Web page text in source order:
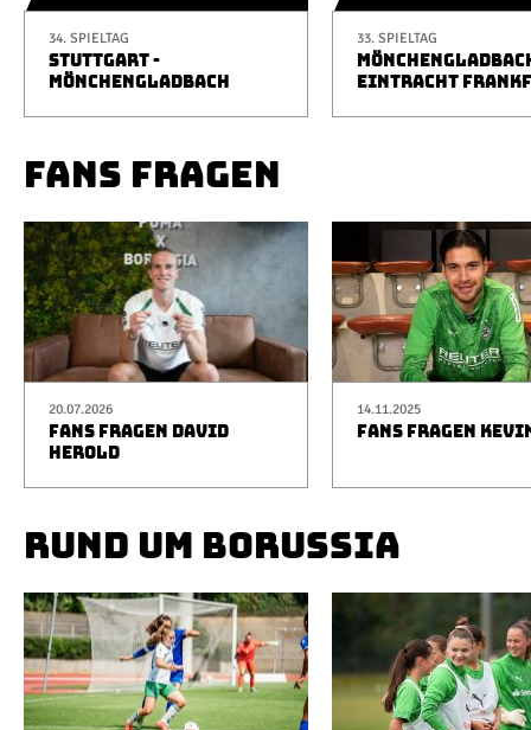
34. SPIELTAG
STUTTGART -
MÖNCHENGLADBACH
33. SPIELTAG
EINTRACHT
FANS FRAGEN
20.07.2026
FANS FRAGEN DAVID
HEROLD
14.11.2025
FANS FRAGEN
RUND UM BORUSSIA